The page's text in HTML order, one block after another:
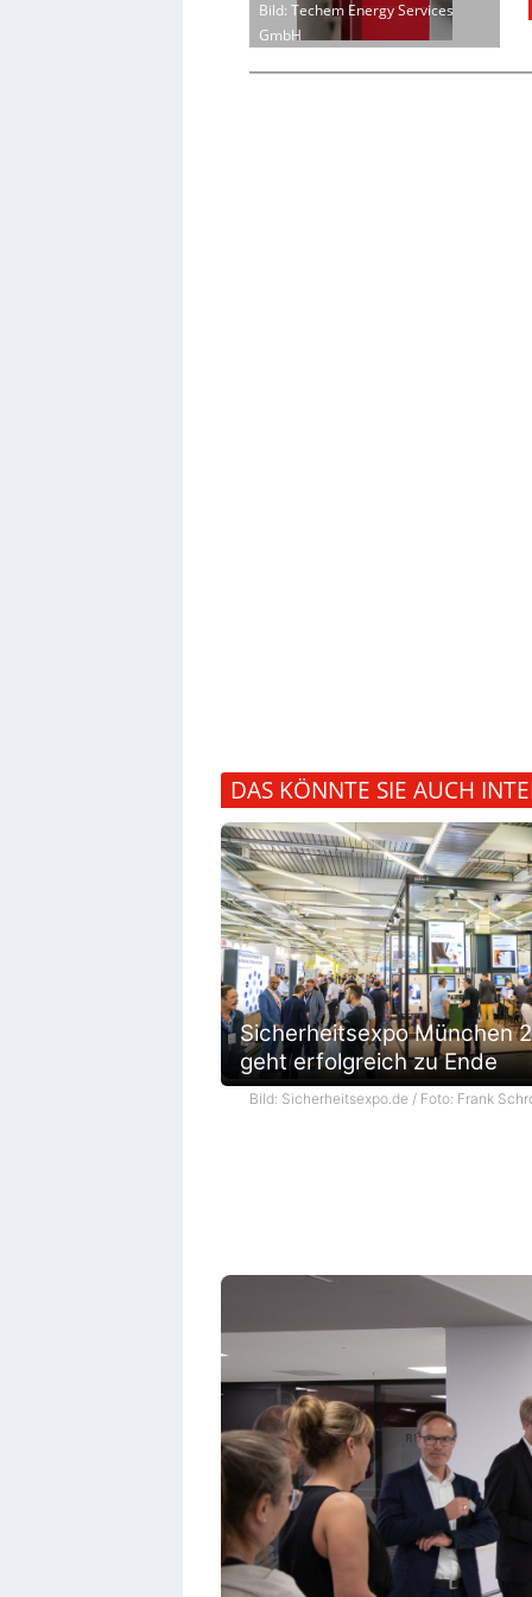
Bild: Techem Energy Services
GmbH
DAS KÖNNTE SIE AUCH
Sicherheitsexpo München
geht erfolgreich zu Ende
Bild: Sicherheitsexpo.de / Foto: Frank